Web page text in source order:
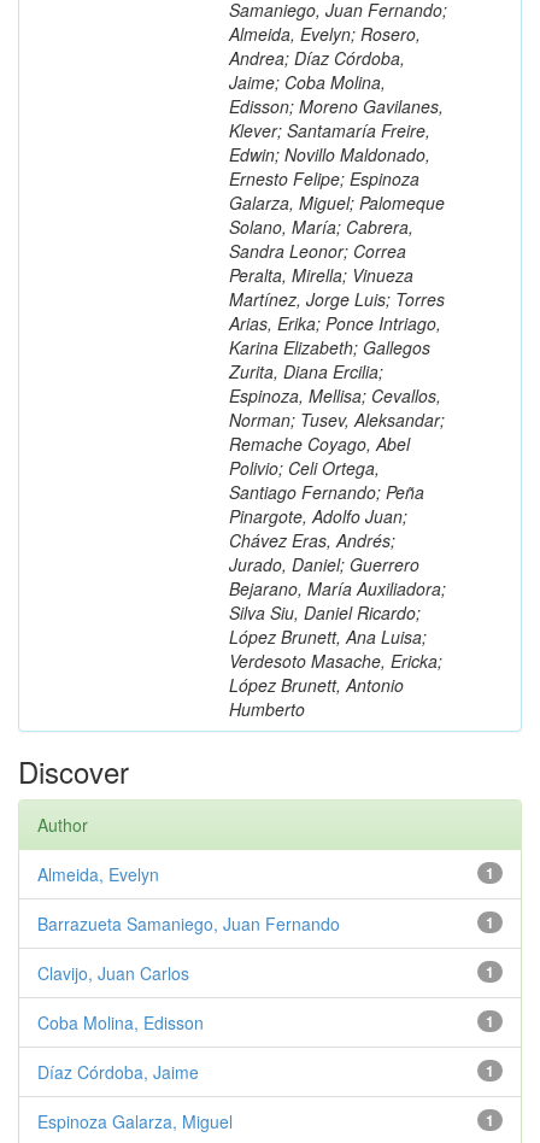
Samaniego, Juan Fernando;
Almeida, Evelyn; Rosero,
Andrea; Díaz Córdoba,
Jaime; Coba Molina,
Edisson; Moreno Gavilanes,
Klever; Santamaría Freire,
Edwin; Novillo Maldonado,
Ernesto Felipe; Espinoza
Galarza, Miguel; Palomeque
Solano, María; Cabrera,
Sandra Leonor; Correa
Peralta, Mirella; Vinueza
Martínez, Jorge Luis; Torres
Arias, Erika; Ponce Intriago,
Karina Elizabeth; Gallegos
Zurita, Diana Ercilia;
Espinoza, Mellisa; Cevallos,
Norman; Tusev, Aleksandar;
Remache Coyago, Abel
Polivio; Celi Ortega,
Santiago Fernando; Peña
Pinargote, Adolfo Juan;
Chávez Eras, Andrés;
Jurado, Daniel; Guerrero
Bejarano, María Auxiliadora;
Silva Siu, Daniel Ricardo;
López Brunett, Ana Luisa;
Verdesoto Masache, Ericka;
López Brunett, Antonio
Humberto
Discover
Author
1
Almeida, Evelyn
1
Barrazueta Samaniego, Juan Fernando
1
Clavijo, Juan Carlos
1
Coba Molina, Edisson
1
Díaz Córdoba, Jaime
1
Espinoza Galarza, Miguel